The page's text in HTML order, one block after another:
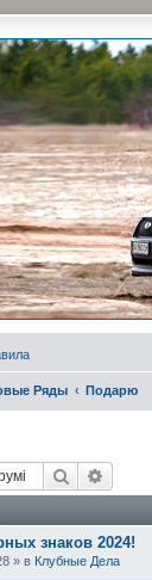
Клубные
Ряды Подарю
Пошук
знаков 2024!
» в Клубные Дела